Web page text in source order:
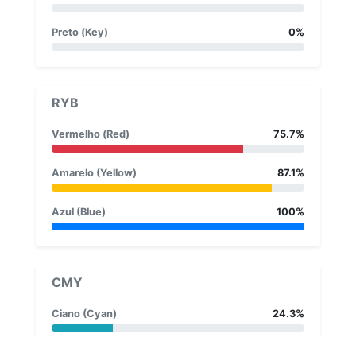
Preto (Key) 0%
RYB
Vermelho (Red) 75.7%
Amarelo (Yellow) 87.1%
Azul (Blue) 100%
CMY
Ciano (Cyan) 24.3%